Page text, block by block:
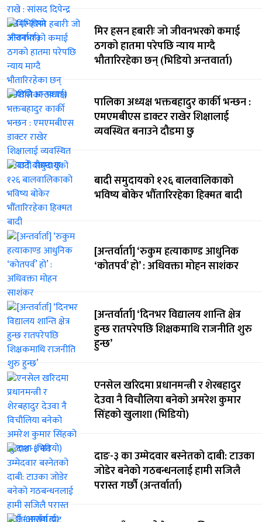
मिर हसन हबारीः जो जीवनभरको कमाई
ठगको हातमा परेपछि न्याय माग्दै
भौतारिरहेका छन् (भिडियो अन्तवार्ता)
पालिका अध्यक्ष भक्तबहादुर कार्की भन्छन :
एमएमबीएस डाक्टर राखेर शिक्षालाई
व्यवस्थित बनाउने दौडमा छु
बादी समुदायको १२६ बालवालिकाको
भविष्य बोकेर भौँतारिरहेका हिक्मत बादी
[अन्तर्वार्ता] ‘रुकुम हत्याकाण्ड आधुनिक
‘कोतपर्व’ हो’ : अधिवक्ता मोहन साशंकर
[अन्तर्वार्ता] ‘दिनभर विद्यालय शान्ति क्षेत्र
हुन्छ रातपरेपछि शिक्षकमाथि राजनीति शुरु
हुन्छ’
एनसेल खरिदमा प्रधानमन्त्री र शेरबहादुर
देउवा नै विचौलिया बनेको अमरेश कुमार
सिंहको खुलाशा (भिडियो)
दाङ-३ का उम्मेदवार बस्नेतको दाबी: टाउका
जोडेर बनेको गठबन्धनलाई हामी सजिलै
परास्त गर्छौ (अन्तर्वार्ता)